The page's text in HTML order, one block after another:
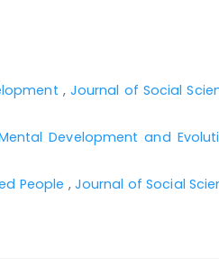
11. عریضي، فروغ. (۱۳۷۱). خانواده و بهداشت رواني. تهران: انتشارات آوای نور.
, Journal of Social
Development and
People , Journal of Social